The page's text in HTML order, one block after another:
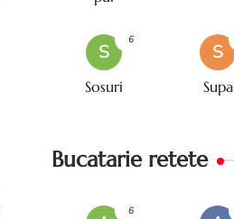
S
Sosuri
6
S
Supa
Bucatarie retete
6